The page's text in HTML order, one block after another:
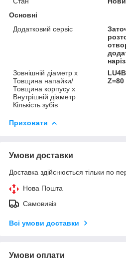
Основні
Додатковий сервіс
Зовнішній діаметр х
Товщина напайки/
Товщина корпусу х
Внутрішній діаметр
Кількість зубів
Z=80
Приховати
Умови доставки
Доставка здійснюється тільки по
Нова Пошта
Самовивіз
Всі умови доставки
Умови оплати